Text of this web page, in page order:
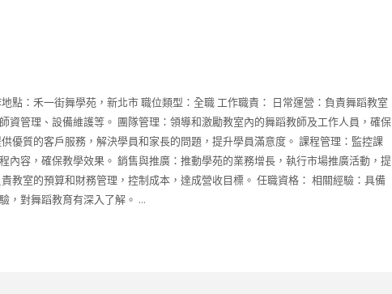
點：禾一街舞學苑，新北市 職位類型：全職 工作職責： 日常運營：負責舞蹈教室
資管理、設備維護等。 團隊管理：領導和激勵教室內的舞蹈教師及工作人員，確保
優質的客戶服務，解決學員和家長的問題，提升學員滿意度。 課程管理：監控課
內容，確保教學效果。 銷售與推廣：推動學苑的業務增長，執行市場推廣活動，提
教室的預算和財務管理，控制成本，達成營收目標。 任職資格： 相關經驗：具備
，對舞蹈教育有深入了解。 ...